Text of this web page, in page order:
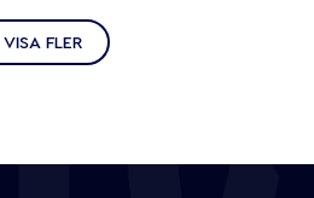
VISA FLER